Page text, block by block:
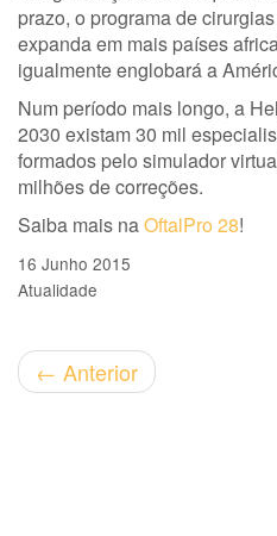
prazo, o programa de
expanda em mais países
igualmente englobará a
Num período mais longo, a
2030 existam 30 mil
formados pelo simulador
milhões de correções.
Saiba mais naOftalPro 28!
16 Junho 2015
Atualidade
← Anterior